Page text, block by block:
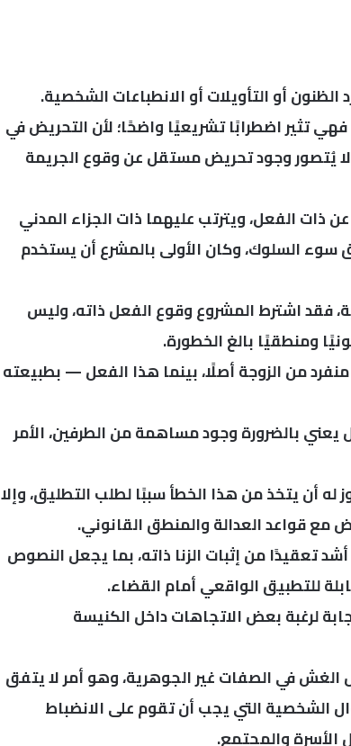
أو التأويلات أو الانطباعات الشخصية.
تثير اضطرابًا تشريعيًا واضحًا؛ لأن التحريض في
لا يُتصور وجود تحريض مستقل عن وقوع الجريمة
ذات الفعل، ويترتب عليهما ذات الجزاء المدني
سوء السلوك، وكان الأولى بالمشرع أن يستخدم
فقد اشترط المشروع وقوع الفعل ذاته، وليس
ومنطقيًا بالغ الخطورة.
من الزوجة أصلًا، بينما هذا الفعل — بطبيعته
بالضرورة وجود مساهمة من الطرفين، الأمر
أن يتخذ من هذا الخطأ سببًا لطلب التطليق، وإلا
قواعد العدالة والمنطق القانوني.
تعقيدًا من إثبات الزنا ذاته، بما يجعل النصوص
للتطبيق الواقعي أمام القضاء.
لرغبة بعض الاتجاهات داخل الكنيسة
في الصفات غير الجوهرية، وهو أمر لا يتفق
الشخصية التي يجب أن تقوم على الانضباط
الأسرة والمجتمع.